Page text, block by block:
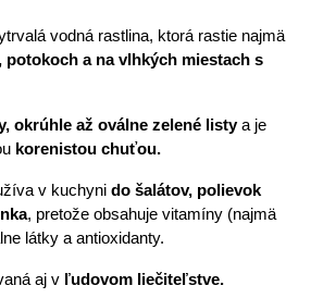
vodná rastlina, ktorá rastie najmä
a na vlhkých miestach s
okrúhle až oválne zelené listya je
korenistou chuťou.
v kuchyni do šalátov, polievok
, pretože obsahuje vitamíny (najmä
látky a antioxidanty.
aj v ľudovom liečiteľstve.